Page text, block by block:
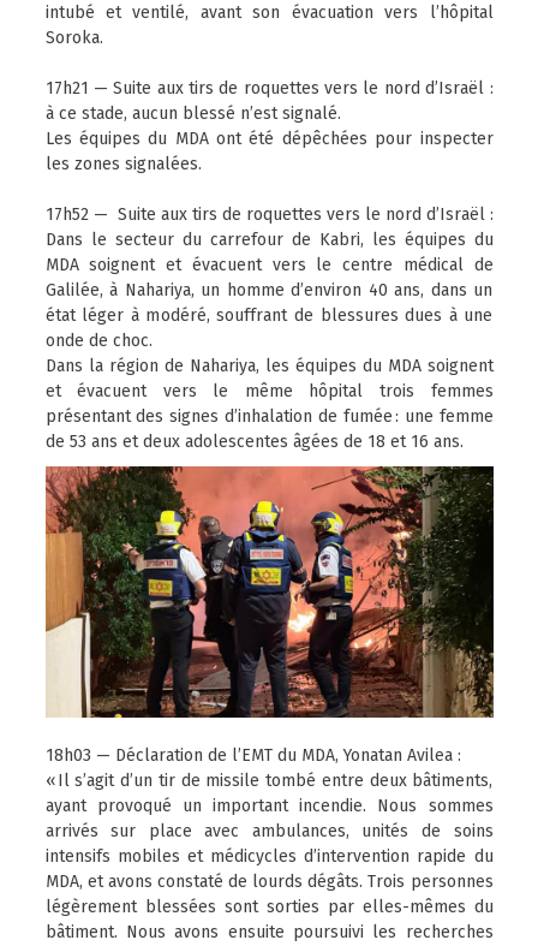
intubé et ventilé, avant son évacuation vers l’hôpital
Soroka.
17h21 — Suite aux tirs de roquettes vers le nord d’Israël :
à ce stade, aucun blessé n’est signalé.
Les équipes du MDA ont été dépêchées pour inspecter
les zones signalées.
17h52 — Suite aux tirs de roquettes vers le nord d’Israël :
Dans le secteur du carrefour de Kabri, les équipes du
MDA soignent et évacuent vers le centre médical de
Galilée, à Nahariya, un homme d’environ 40 ans, dans un
état léger à modéré, souffrant de blessures dues à une
onde de choc.
Dans la région de Nahariya, les équipes du MDA soignent
et évacuent vers le même hôpital trois femmes
présentant des signes d’inhalation de fumée : une femme
de 53 ans et deux adolescentes âgées de 18 et 16 ans.
18h03 — Déclaration de l’EMT du MDA, Yonatan Avilea :
« Il s’agit d’un tir de missile tombé entre deux bâtiments,
ayant provoqué un important incendie. Nous sommes
arrivés sur place avec ambulances, unités de soins
intensifs mobiles et médicycles d’intervention rapide du
MDA, et avons constaté de lourds dégâts. Trois personnes
légèrement blessées sont sorties par elles-mêmes du
bâtiment. Nous avons ensuite poursuivi les recherches